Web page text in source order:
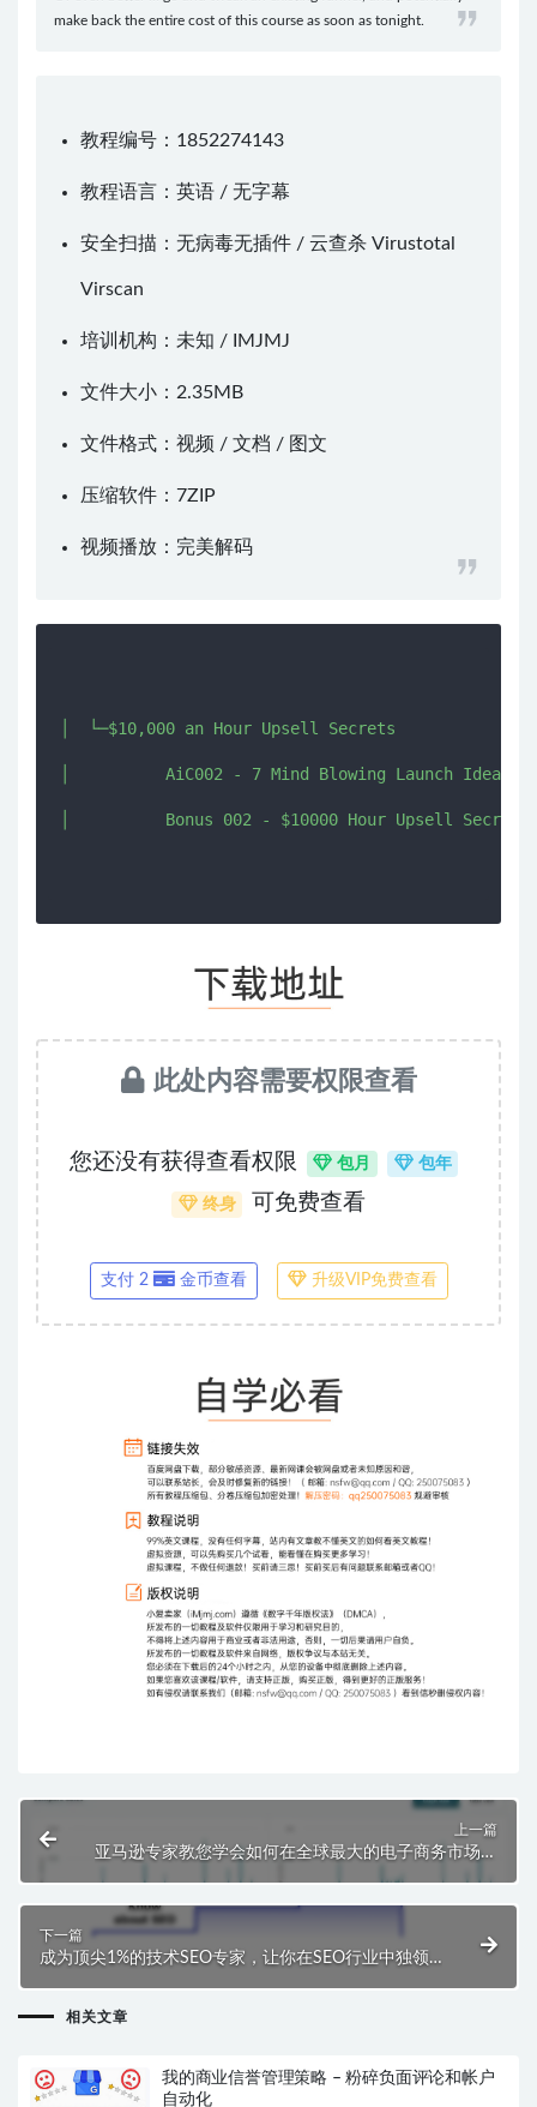
make back the entire cost of this course as soon as tonight.
教程编号：1852274143
教程语言：英语 / 无字幕
安全扫描：无病毒无插件 / 云查杀 Virustotal
Virscan
培训机构：未知 / IMJMJ
文件大小：2.35MB
文件格式：视频 / 文档 / 图文
压缩软件： 7ZIP
视频播放： 完美解码
│  └─$10,000 an Hour Upsell Secrets
│          AiC002 - 7 Mind Blowing Launch
│          Bonus 002 - $10000 Hour Upsell
此处内容需要权限查看
您还没有获得查看权限 包月 包年
终身 可免费查看
支付 2 金币查看 升级VIP免费查看
上一篇
亚马逊专家教您学会如何在全球最大的电子商务市场中
下一篇
成为顶尖1%的技术SEO专家，让你在SEO行业中独领
相关文章
我的商业信誉管理策略 – 粉碎负面评论和帐户
自动化